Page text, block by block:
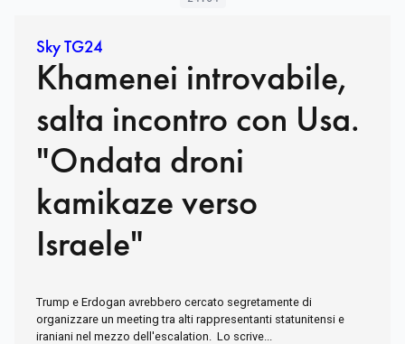
Sky TG24
Khamenei introvabile,
salta incontro con Usa.
"Ondata droni
kamikaze verso
Israele"
Trump e Erdogan avrebbero cercato segretamente di
organizzare un meeting tra alti rappresentanti statunitensi e
iraniani nel mezzo dell'escalation. Lo scrive...